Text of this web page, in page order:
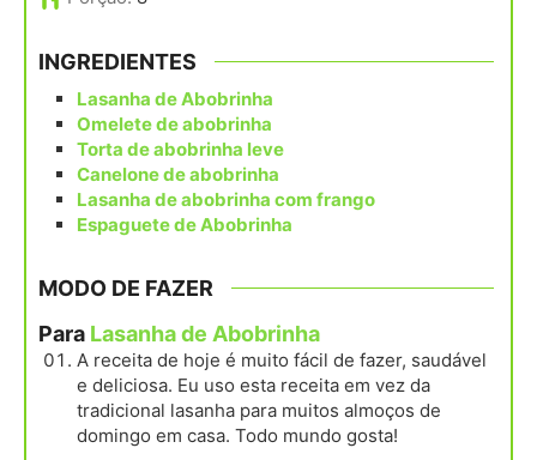
INGREDIENTES
Lasanha de Abobrinha
Omelete de abobrinha
Torta de abobrinha leve
Canelone de abobrinha
Lasanha de abobrinha com frango
Espaguete de Abobrinha
MODO DE FAZER
Para Lasanha de Abobrinha
A receita de hoje é muito fácil de fazer, saudável
e deliciosa. Eu uso esta receita em vez da
tradicional lasanha para muitos almoços de
domingo em casa. Todo mundo gosta!